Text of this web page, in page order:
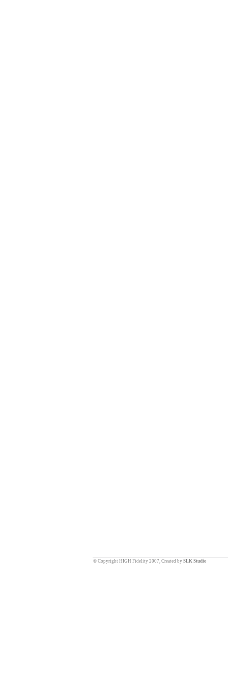
© Copyright HIGH Fidelity 2007, Created by SLK Studio